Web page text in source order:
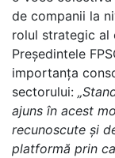
de companii la
rolul strategic al
Președintele
importanța
sectorului:
ajuns în acest
recunoscute și
platformă prin